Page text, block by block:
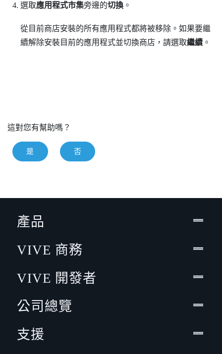
選取應用程式市集旁邊的切換。
從目前商店安裝的所有應用程式都將被移除。如果要繼
續解除安裝目前的應用程式並切換商店，請選取繼續。
這對您有幫助嗎？
是 否
產品
VIVE 商務
VIVE 開發者
公司總覽
支援